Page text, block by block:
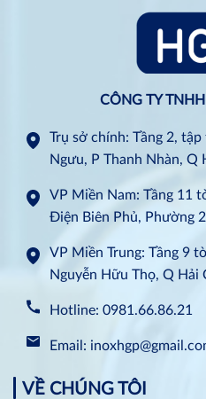
CÔNG TY
Trụ sở chính: Tầng 2,
Ngưu, P Thanh Nhàn, Q
VP Miền Nam: Tầng 11
Điện Biên Phủ, Phường
VP Miền Trung: Tầng 9
Nguyễn Hữu Thọ, Q Hải
Hotline: 0981.66.86.21
Email:
VỀ CHÚNG TÔI